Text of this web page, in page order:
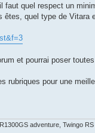
faut quel respect un
quel type de
et pourrai poser
rubriques pour une
adventure, Twingo RS